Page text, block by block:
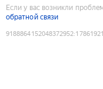
Если у вас возникли
обратной связи
9188864152048372952: